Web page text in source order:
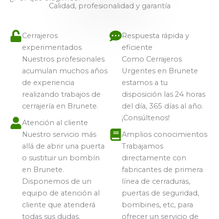
Calidad, profesionalidad y garantía
Cerrajeros
experimentados
Nuestros profesionales
acumulan muchos años
de experiencia
realizando trabajos de
cerrajería en Brunete.
Atención al cliente
Nuestro servicio más
allá de abrir una puerta
o sustituir un bombín
en Brunete.
Disponemos de un
equipo de atención al
cliente que atenderá
todas sus dudas.
Respuesta rápida y
eficiente
Como Cerrajeros
Urgentes en Brunete
estamos a tu
disposición las 24 horas
del día, 365 días al año.
¡Consúltenos!
Amplios conocimientos
Trabajamos
directamente con
fabricantes de primera
línea de cerraduras,
puertas de seguridad,
bombines, etc, para
ofrecer un servicio de